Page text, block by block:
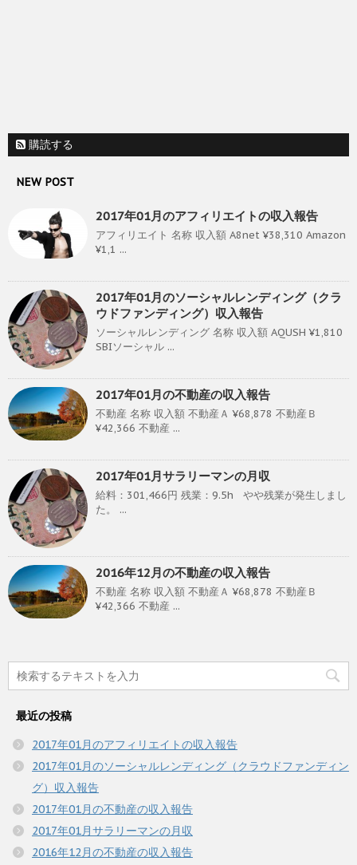
購読する
NEW POST
2017年01月のアフィリエイトの収入報告
アフィリエイト 名称 収入額 A8net ¥38,310 Amazon
¥1,1 ...
2017年01月のソーシャルレンディング（クラ
ウドファンディング）収入報告
ソーシャルレンディング 名称 収入額 AQUSH ¥1,810
SBIソーシャル ...
2017年01月の不動産の収入報告
不動産 名称 収入額 不動産Ａ ¥68,878 不動産Ｂ
¥42,366 不動産 ...
2017年01月サラリーマンの月収
給料：301,466円 残業：9.5h やや残業が発生しまし
た。 ...
2016年12月の不動産の収入報告
不動産 名称 収入額 不動産Ａ ¥68,878 不動産Ｂ
¥42,366 不動産 ...
最近の投稿
2017年01月のアフィリエイトの収入報告
2017年01月のソーシャルレンディング（クラウドファンディン
グ）収入報告
2017年01月の不動産の収入報告
2017年01月サラリーマンの月収
2016年12月の不動産の収入報告